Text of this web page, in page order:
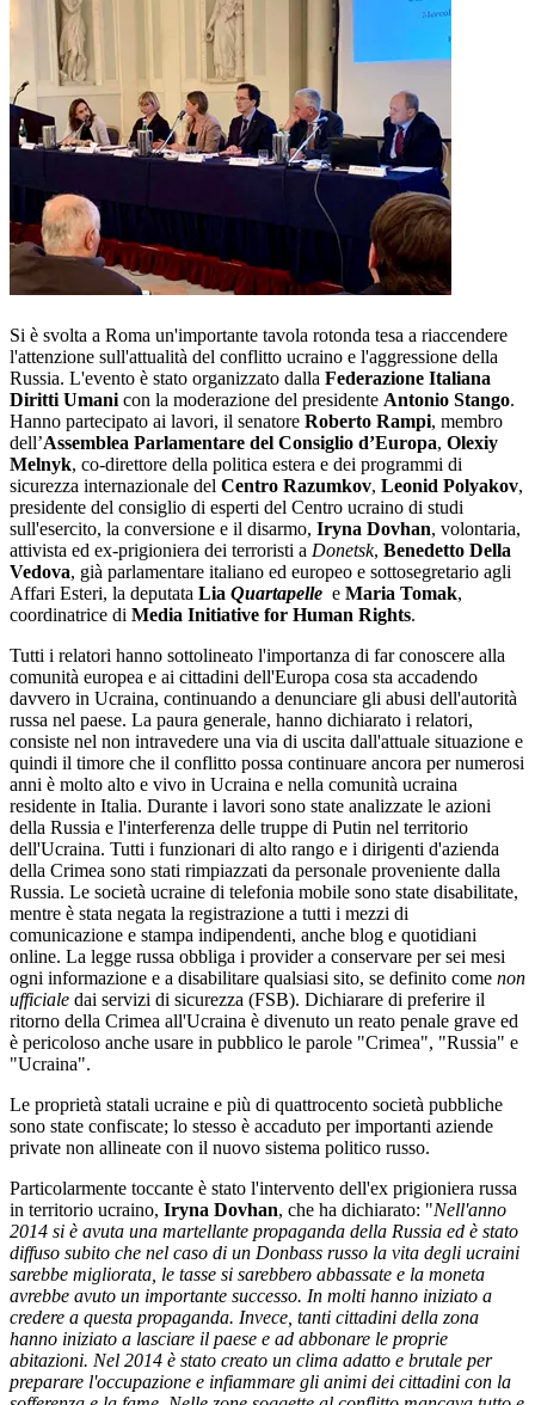
Si è svolta a Roma un'importante tavola rotonda tesa a riaccendere
l'attenzione sull'attualità del conflitto ucraino e l'aggressione della
Russia. L'evento è stato organizzato dalla Federazione Italiana
Diritti Umani con la moderazione del presidente Antonio Stango.
Hanno partecipato ai lavori, il senatore Roberto Rampi, membro
dell’Assemblea Parlamentare del Consiglio d’Europa, Olexiy
Melnyk, co-direttore della politica estera e dei programmi di
sicurezza internazionale del Centro Razumkov, Leonid Polyakov,
presidente del consiglio di esperti del Centro ucraino di studi
sull'esercito, la conversione e il disarmo, Iryna Dovhan, volontaria,
attivista ed ex-prigioniera dei terroristi a Donetsk, Benedetto Della
Vedova, già parlamentare italiano ed europeo e sottosegretario agli
Affari Esteri, la deputata Lia Quartapelle e Maria Tomak,
coordinatrice di Media Initiative for Human Rights.
Tutti i relatori hanno sottolineato l'importanza di far conoscere alla
comunità europea e ai cittadini dell'Europa cosa sta accadendo
davvero in Ucraina, continuando a denunciare gli abusi dell'autorità
russa nel paese. La paura generale, hanno dichiarato i relatori,
consiste nel non intravedere una via di uscita dall'attuale situazione e
quindi il timore che il conflitto possa continuare ancora per numerosi
anni è molto alto e vivo in Ucraina e nella comunità ucraina
residente in Italia. Durante i lavori sono state analizzate le azioni
della Russia e l'interferenza delle truppe di Putin nel territorio
dell'Ucraina. Tutti i funzionari di alto rango e i dirigenti d'azienda
della Crimea sono stati rimpiazzati da personale proveniente dalla
Russia. Le società ucraine di telefonia mobile sono state disabilitate,
mentre è stata negata la registrazione a tutti i mezzi di
comunicazione e stampa indipendenti, anche blog e quotidiani
online. La legge russa obbliga i provider a conservare per sei mesi
ogni informazione e a disabilitare qualsiasi sito, se definito come non
ufficiale dai servizi di sicurezza (FSB). Dichiarare di preferire il
ritorno della Crimea all'Ucraina è divenuto un reato penale grave ed
è pericoloso anche usare in pubblico le parole "Crimea", "Russia" e
"Ucraina".
Le proprietà statali ucraine e più di quattrocento società pubbliche
sono state confiscate; lo stesso è accaduto per importanti aziende
private non allineate con il nuovo sistema politico russo.
Particolarmente toccante è stato l'intervento dell'ex prigioniera russa
in territorio ucraino, Iryna Dovhan, che ha dichiarato: "Nell'anno
2014 si è avuta una martellante propaganda della Russia ed è stato
diffuso subito che nel caso di un Donbass russo la vita degli ucraini
sarebbe migliorata, le tasse si sarebbero abbassate e la moneta
avrebbe avuto un importante successo. In molti hanno iniziato a
credere a questa propaganda. Invece, tanti cittadini della zona
hanno iniziato a lasciare il paese e ad abbonare le proprie
abitazioni. Nel 2014 è stato creato un clima adatto e brutale per
preparare l'occupazione e infiammare gli animi dei cittadini con la